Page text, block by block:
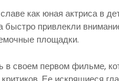
как юная актриса в
быстро привлекли
площадки.
в своем первом фильме,